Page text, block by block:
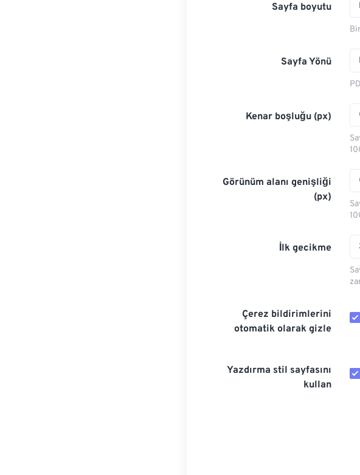
Sayfa boyutu
Sayfa Yönü
Kenar boşluğu (px)
Görünüm alanı genişliği
(px)
İlk gecikme
Çerez bildirimlerini
otomatik olarak gizle
Yazdırma stil sayfasını
kullan